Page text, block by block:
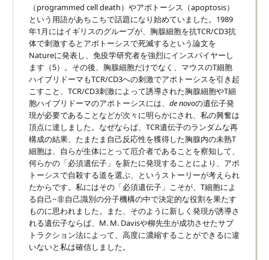
（programmed cell death）やアポトーシス（apoptosis）
という用語があちこちで話題になり始めていました。1989
年1月にはイギリスのグループが、胸腺細胞を抗TCR/CD3抗
体で刺激するとアポトーシスで死滅するという論文を
Natureに発表し、免疫学研究者を強烈にインスパイヤーし
ます（5）。その後、胸腺細胞だけでなく、マウスのT細胞
ハイブリドーマもTCR/CD3への刺激でアポトーシスを引き起
こすこと、TCR/CD3刺激によって誘導された胸腺細胞やT細
胞ハイブリドーマのアポトーシスには、de novoの遺伝子発
現が必要であることなどが次々に明らかにされ、私の興奮は
頂点に達しました。なぜならば、TCR遺伝子のランダムな再
構成の結果、たまたま自己反応性を獲得した胸腺内の未熟T
細胞は、自らが生体にとって厄介者であることを察知して、
何らかの「必須遺伝子」を新たに発現することにより、アポ
トーシスで自殺する道を選ぶ、というストーリーが考えられ
たからです。私にはその「必須遺伝子」こそが、T細胞によ
る自己−非自己識別の分子機構の中で決定的な役割を果たす
ものに思われました。また、そのように新しく発現が誘導さ
れる遺伝子ならば、M. M. Davisや柳先生が成功させたサブ
トラクション法によって、高度に濃縮することができるに違
いないと私は確信しました。